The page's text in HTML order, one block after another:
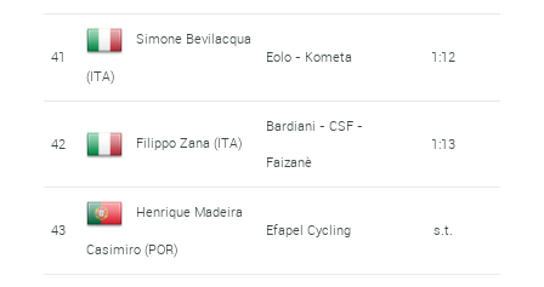
41
Simone Bevilacqua
(ITA)
Eolo - Kometa 1:12
42 Filippo Zana (ITA)
Bardiani - CSF -
Faizanè
1:13
43
Henrique Madeira
Casimiro (POR)
Efapel Cycling s.t.